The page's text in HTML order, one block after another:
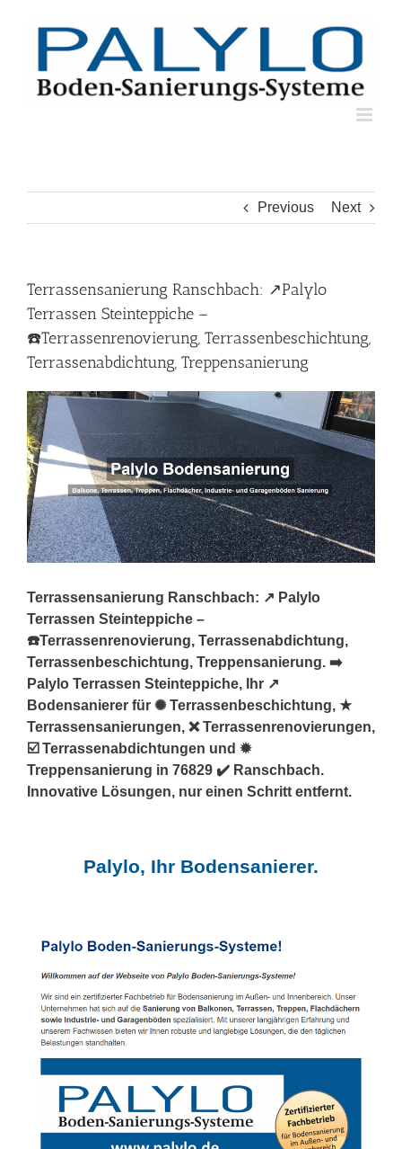
Previous Next
Terrassensanierung Ranschbach: ↗️Palylo
Terrassen Steinteppiche –
☎️Terrassenrenovierung, Terrassenbeschichtung,
Terrassenabdichtung, Treppensanierung
Terrassensanierung Ranschbach: ↗️ Palylo
Terrassen Steinteppiche –
☎️Terrassenrenovierung, Terrassenabdichtung,
Terrassenbeschichtung, Treppensanierung. ➡️
Palylo Terrassen Steinteppiche, Ihr ↗️
Bodensanierer für ✺ Terrassenbeschichtung, ★
Terrassensanierungen, ❌ Terrassenrenovierungen,
☑️ Terrassenabdichtungen und ✹
Treppensanierung in 76829 ✔️ Ranschbach.
Innovative Lösungen, nur einen Schritt entfernt.
Palylo, Ihr Bodensanierer.